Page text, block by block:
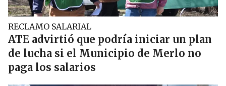
RECLAMO SALARIAL
ATE advirtió que podría iniciar un plan
de lucha si el Municipio de Merlo no
paga los salarios